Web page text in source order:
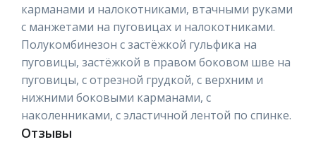
карманами и налокотниками, втачными руками
с манжетами на пуговицах и налокотниками.
Полукомбинезон с застёжкой гульфика на
пуговицы, застёжкой в правом боковом шве на
пуговицы, с отрезной грудкой, с верхним и
нижними боковыми карманами, с
наколенниками, с эластичной лентой по спинке.
Отзывы